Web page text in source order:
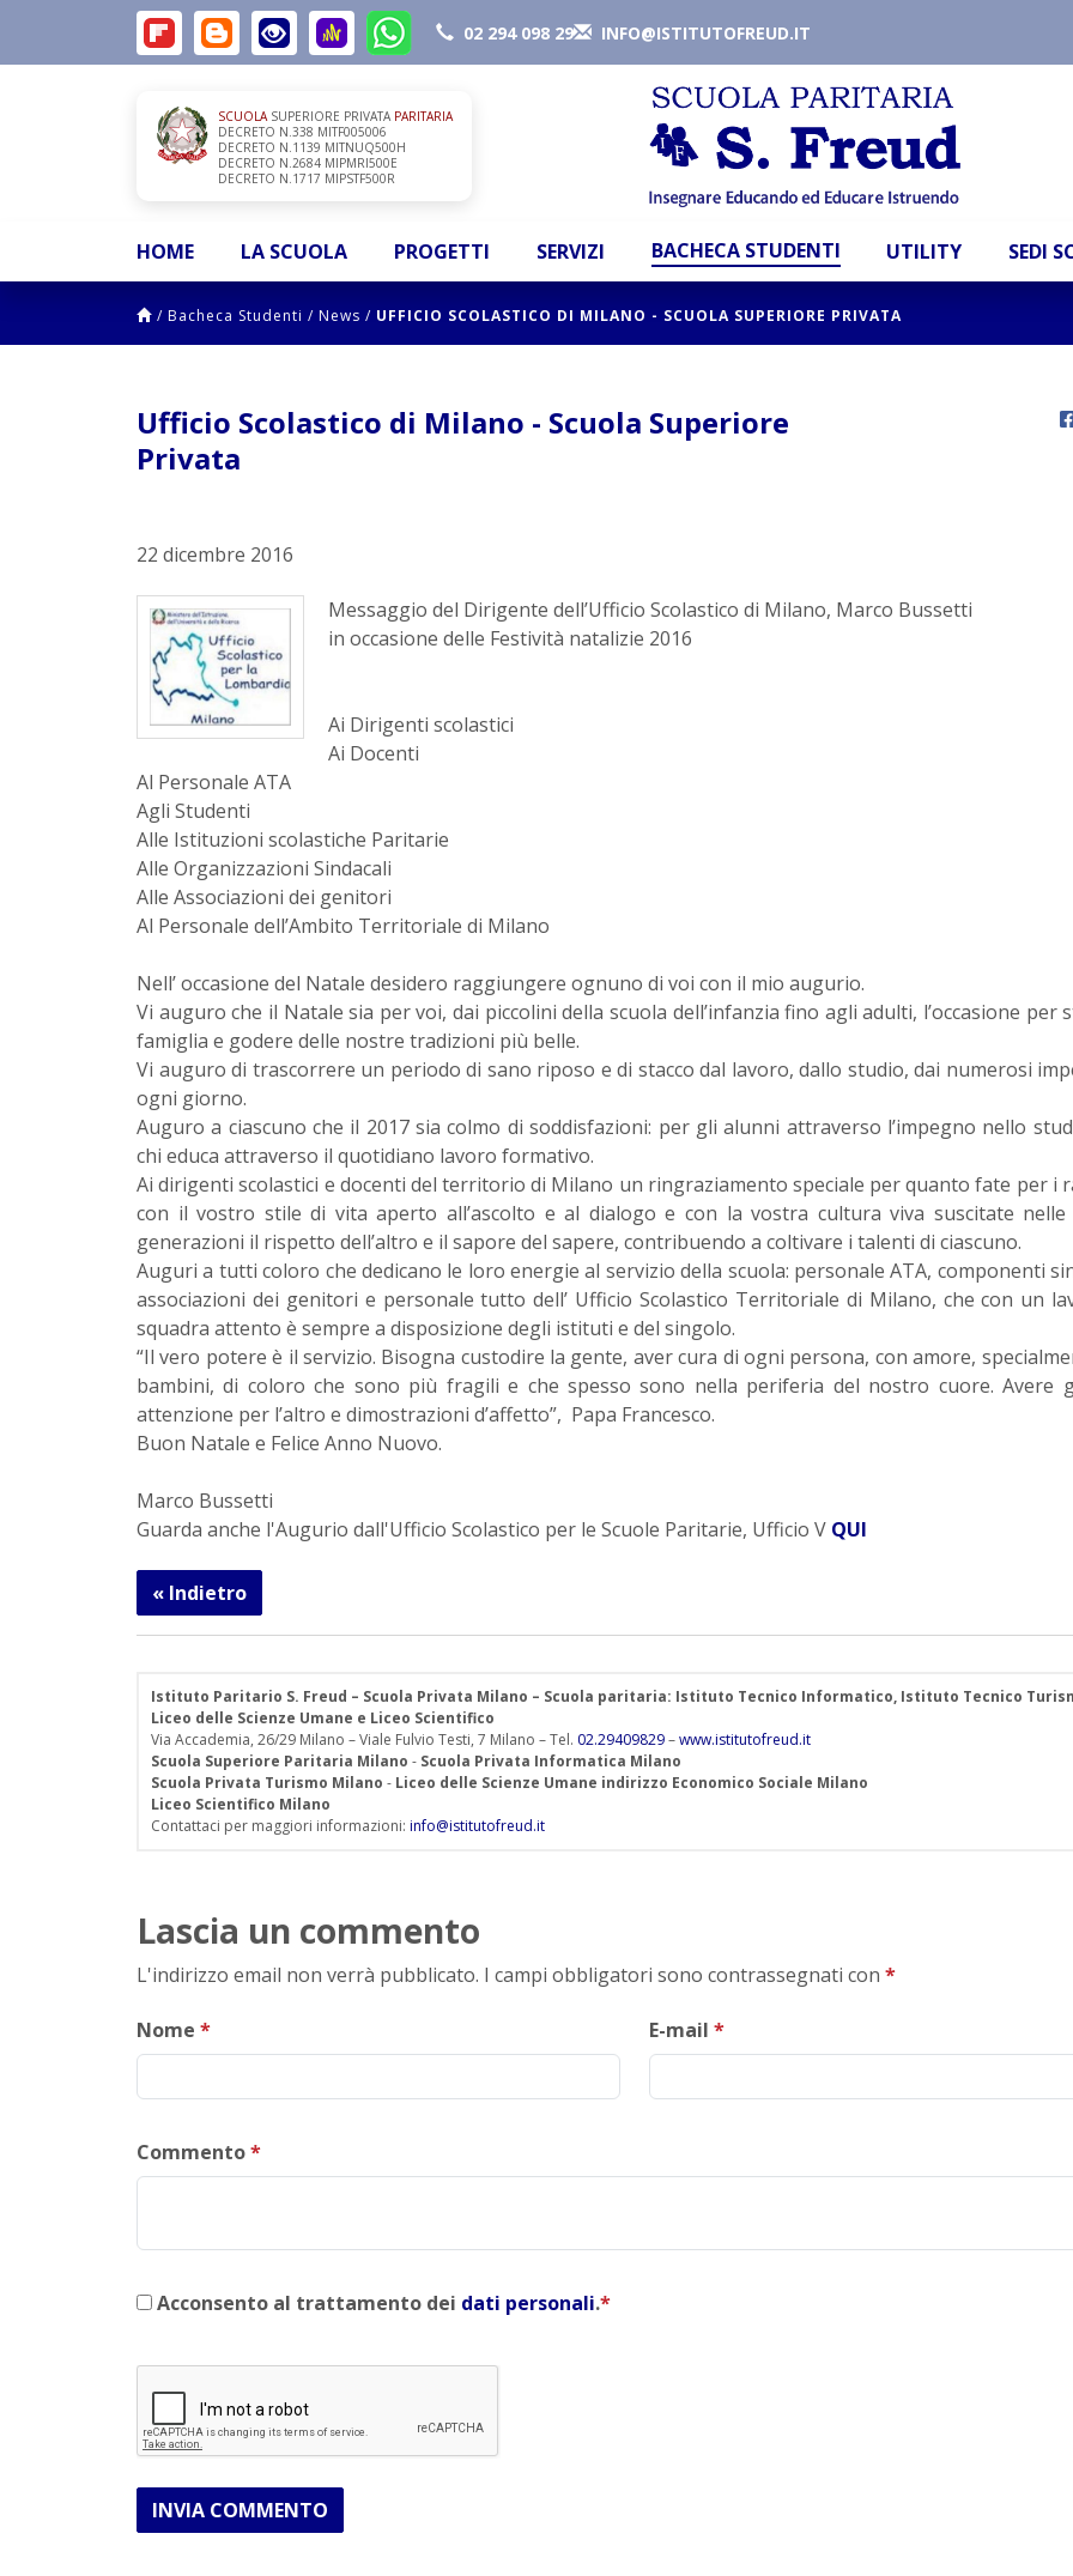
02 294 098 29 INFO@ISTITUTOFREUD.IT
SCUOLASUPERIORE PRIVATA PARITARIA
DECRETO N.338 MITF005006
DECRETO N.1139 MITNUQ500H
DECRETO N.2684 MIPMRI500E
DECRETO N.1717 MIPSTF500R
HOME LA SCUOLA PROGETTI SERVIZI BACHECA STUDENTI UTILITY SEDI
/ Bacheca Studenti / News / UFFICIO SCOLASTICO DI MILANO - SCUOLA SUPERIORE PRIVATA
Ufficio Scolastico di Milano - Scuola Superiore
Privata
22 dicembre 2016
Messaggio del Dirigente dell’Ufficio Scolastico di Milano, Marco Bussetti
in occasione delle Festività natalizie 2016
Ai Dirigenti scolastici
Ai Docenti
Al Personale ATA
Agli Studenti
Alle Istituzioni scolastiche Paritarie
Alle Organizzazioni Sindacali
Alle Associazioni dei genitori
Al Personale dell’Ambito Territoriale di Milano
Nell’ occasione del Natale desidero raggiungere ognuno di voi con il mio augurio.
Vi auguro che il Natale sia per voi, dai piccolini della scuola dell’infanzia fino agli adulti, l’occasione per
famiglia e godere delle nostre tradizioni più belle.
Vi auguro di trascorrere un periodo di sano riposo e di stacco dal lavoro, dallo studio, dai numerosi
ogni giorno.
Auguro a ciascuno che il 2017 sia colmo di soddisfazioni: per gli alunni attraverso l’impegno nello
chi educa attraverso il quotidiano lavoro formativo.
Ai dirigenti scolastici e docenti del territorio di Milano un ringraziamento speciale per quanto fate per i
con il vostro stile di vita aperto all’ascolto e al dialogo e con la vostra cultura viva suscitate nelle
generazioni il rispetto dell’altro e il sapore del sapere, contribuendo a coltivare i talenti di ciascuno.
Auguri a tutti coloro che dedicano le loro energie al servizio della scuola: personale ATA, componenti
associazioni dei genitori e personale tutto dell’ Ufficio Scolastico Territoriale di Milano, che con un
squadra attento è sempre a disposizione degli istituti e del singolo.
“Il vero potere è il servizio. Bisogna custodire la gente, aver cura di ogni persona, con amore,
bambini, di coloro che sono più fragili e che spesso sono nella periferia del nostro cuore. Avere
attenzione per l’altro e dimostrazioni d’affetto”, Papa Francesco.
Buon Natale e Felice Anno Nuovo.
Marco Bussetti
Guarda anche l'Augurio dall'Ufficio Scolastico per le Scuole Paritarie, Ufficio V QUI
« Indietro
Istituto Paritario S. Freud – Scuola Privata Milano – Scuola paritaria: Istituto Tecnico Informatico, Istituto Tecnico
Liceo delle Scienze Umane e Liceo Scientifico
Via Accademia, 26/29 Milano – Viale Fulvio Testi, 7 Milano – Tel. 02.29409829–www.istitutofreud.it
Scuola Superiore Paritaria Milano - Scuola Privata Informatica Milano
Scuola Privata Turismo Milano - Liceo delle Scienze Umane indirizzo Economico Sociale Milano
Liceo Scientifico Milano
Contattaci per maggiori informazioni: info@istitutofreud.it
Lascia un commento
L'indirizzo email non verrà pubblicato. I campi obbligatori sono contrassegnati con *
Nome * E-mail *
Commento*
Acconsento al trattamento dei dati personali.*
INVIA COMMENTO